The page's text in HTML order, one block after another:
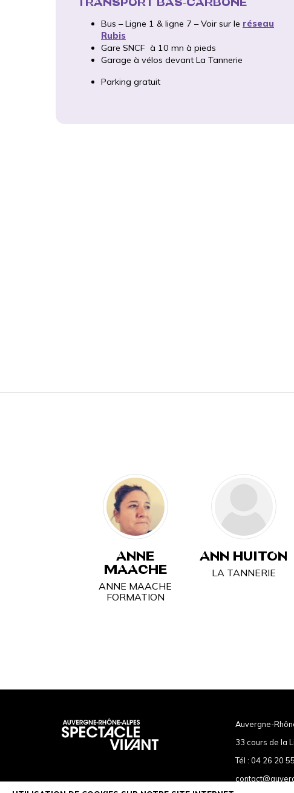
Bus – Ligne 1 & ligne 7 – Voir sur le réseau
Rubis
Gare SNCF à 10 mn à pieds
Garage à vélos devant La Tannerie
Parking gratuit
ANNE
MAACHE
ANNE MAACHE
FORMATION
ANN HUITON
LA TANNERIE
Auvergne-
33 cours de la
Tél : 04 26 20